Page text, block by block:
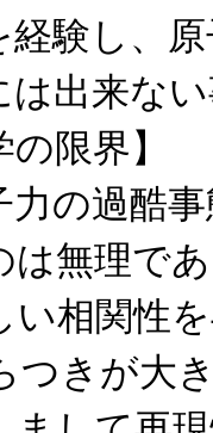
経験し、
は出来な
限界】
の過酷
は無理で
い相関性
つきが大